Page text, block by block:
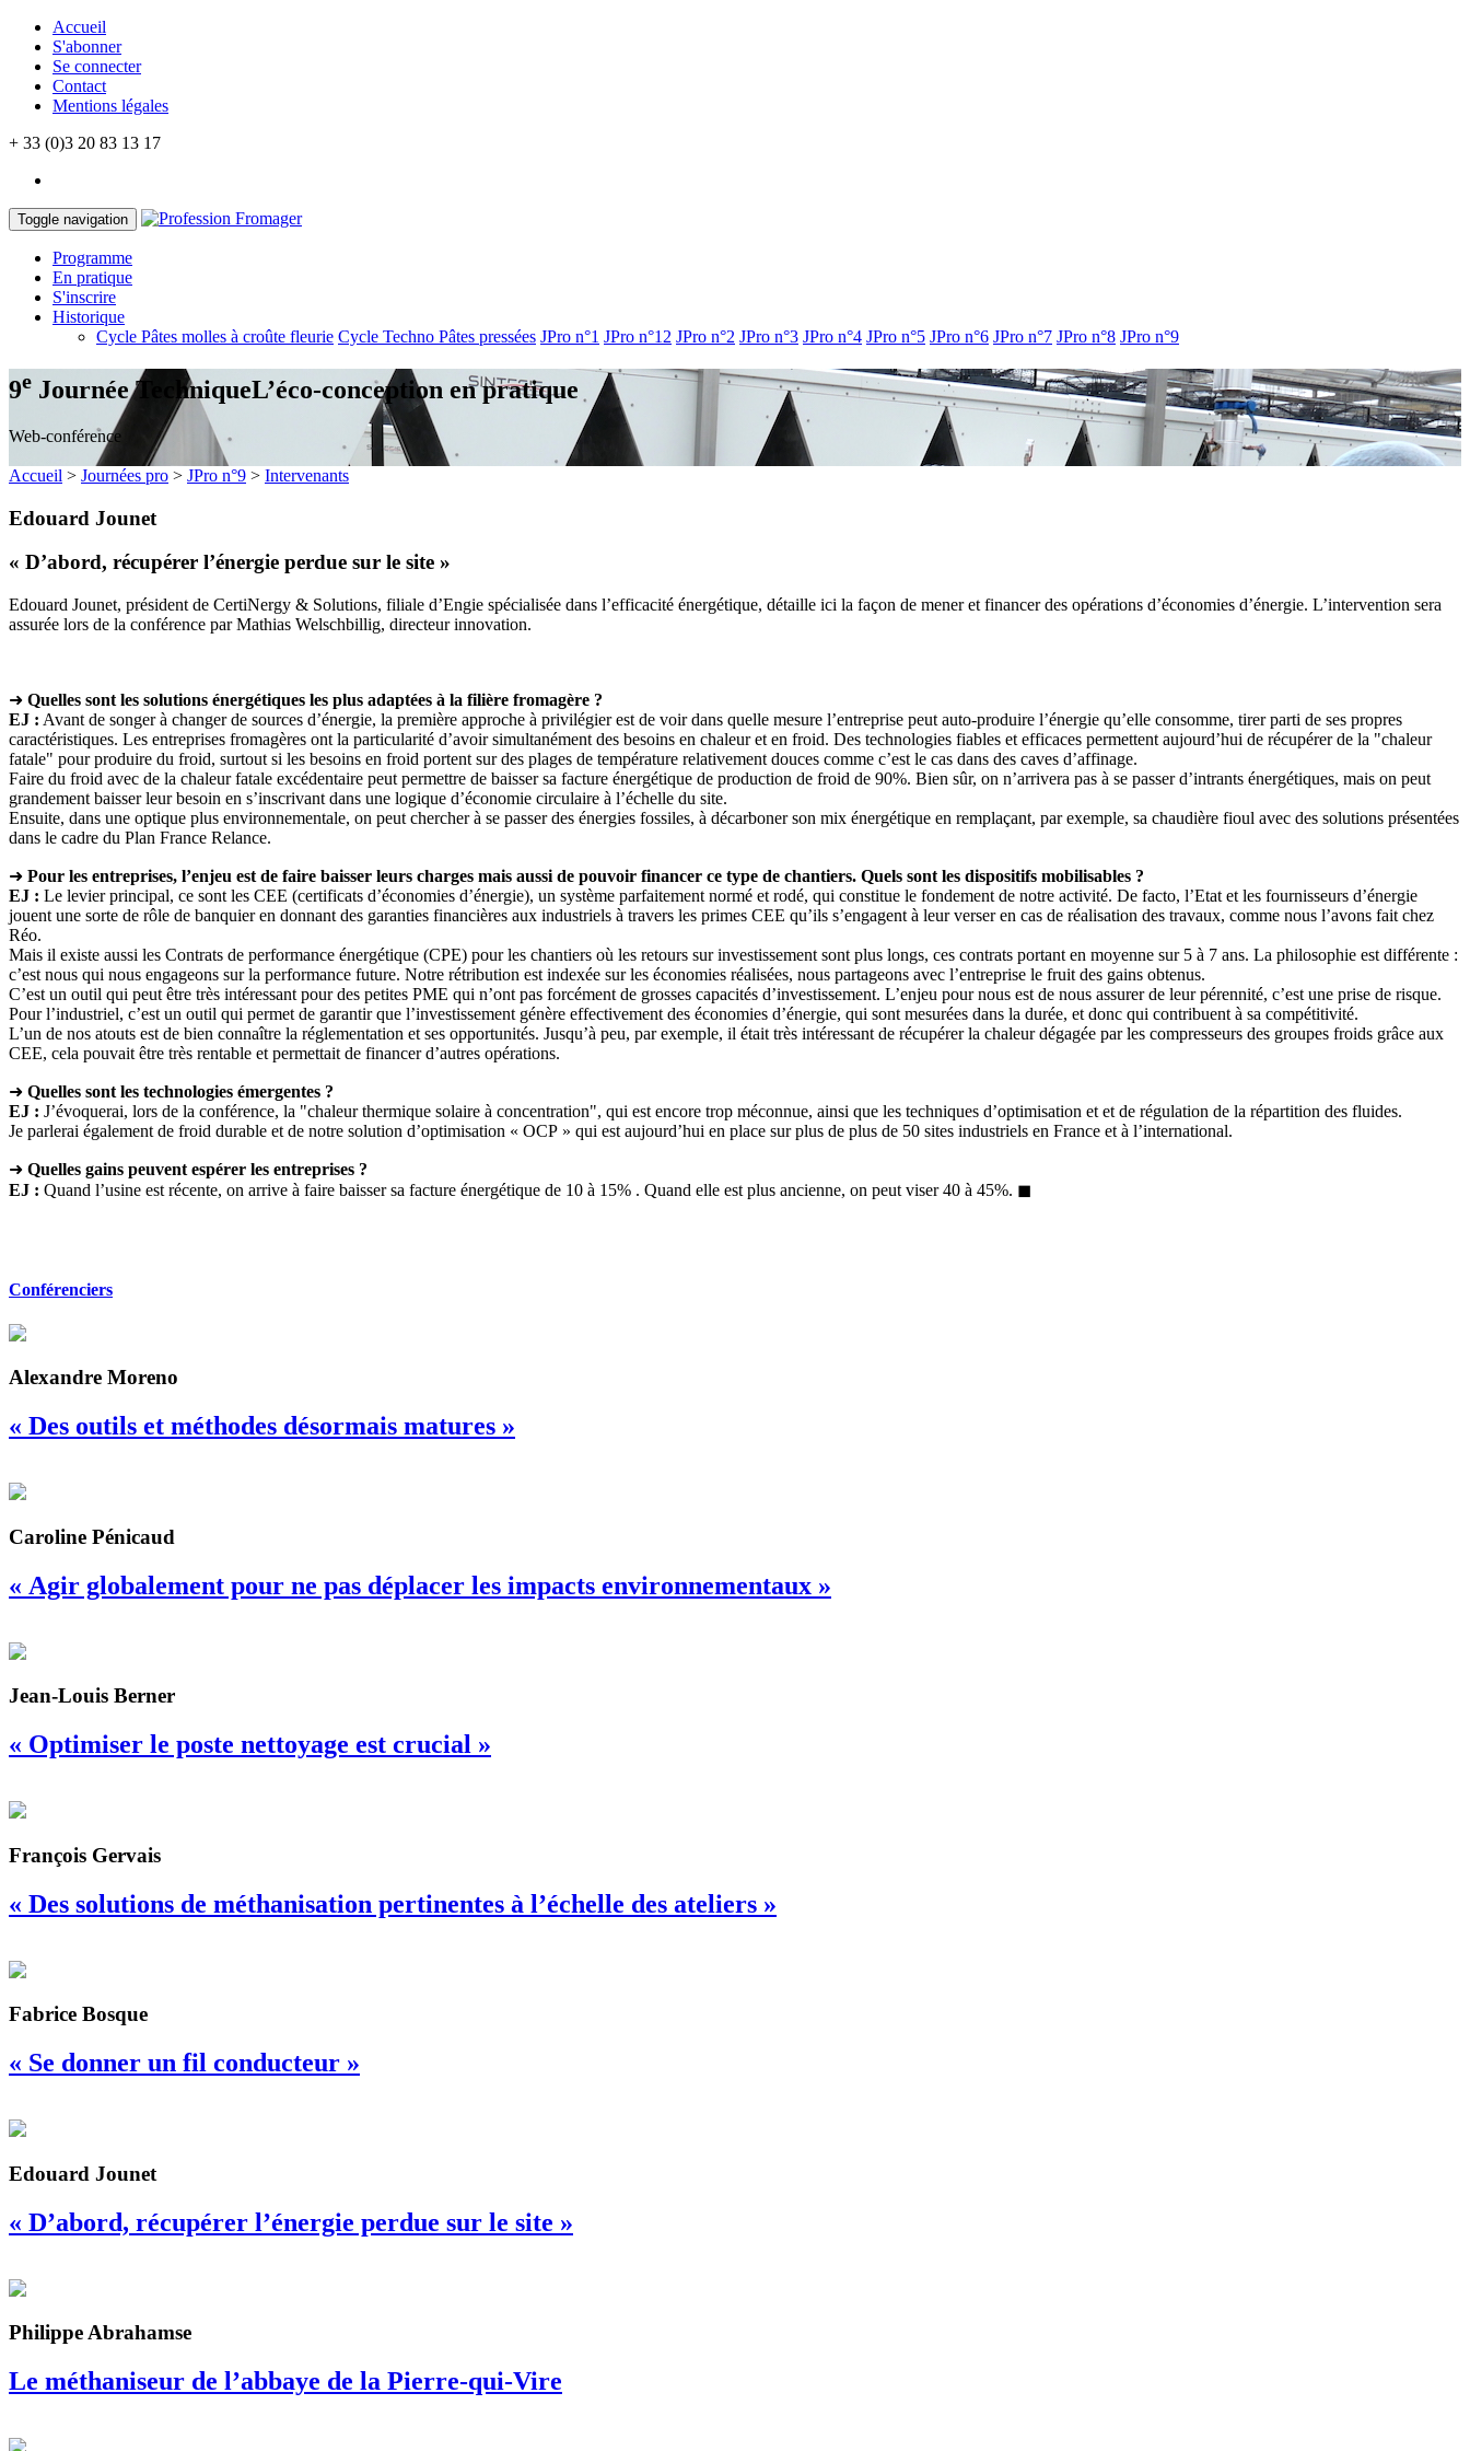
Accueil
S'abonner
Se connecter
Contact
Mentions légales
+ 33 (0)3 20 83 13 17
Toggle navigation
Programme
En pratique
S'inscrire
Historique
Cycle Pâtes molles à croûte fleurie Cycle Techno Pâtes pressées JPro n°1 JPro n°12 JPro n°2 JPro n°3 JPro n°4 JPro n°5 JPro n°6 JPro n°7 JPro n°8 JPro n°9
9e Journée TechniqueL’éco-conception en pratique
Web-conférence
Accueil > Journées pro > JPro n°9 > Intervenants
Edouard Jounet
« D’abord, récupérer l’énergie perdue sur le site »
Edouard Jounet, président de CertiNergy & Solutions, filiale d’Engie spécialisée dans l’efficacité énergétique, détaille ici la façon de mener et financer des opérations d’économies d’énergie. L’intervention sera
assurée lors de la conférence par Mathias Welschbillig, directeur innovation.
➜ Quelles sont les solutions énergétiques les plus adaptées à la filière fromagère ?
EJ : Avant de songer à changer de sources d’énergie, la première approche à privilégier est de voir dans quelle mesure l’entreprise peut auto-produire l’énergie qu’elle consomme, tirer parti de ses propres
caractéristiques. Les entreprises fromagères ont la particularité d’avoir simultanément des besoins en chaleur et en froid. Des technologies fiables et efficaces permettent aujourd’hui de récupérer de la "chaleur
fatale" pour produire du froid, surtout si les besoins en froid portent sur des plages de température relativement douces comme c’est le cas dans des caves d’affinage.
Faire du froid avec de la chaleur fatale excédentaire peut permettre de baisser sa facture énergétique de production de froid de 90%. Bien sûr, on n’arrivera pas à se passer d’intrants énergétiques, mais on peut
grandement baisser leur besoin en s’inscrivant dans une logique d’économie circulaire à l’échelle du site.
Ensuite, dans une optique plus environnementale, on peut chercher à se passer des énergies fossiles, à décarboner son mix énergétique en remplaçant, par exemple, sa chaudière fioul avec des solutions présentées
dans le cadre du Plan France Relance.
➜ Pour les entreprises, l’enjeu est de faire baisser leurs charges mais aussi de pouvoir financer ce type de chantiers. Quels sont les dispositifs mobilisables ?
EJ : Le levier principal, ce sont les CEE (certificats d’économies d’énergie), un système parfaitement normé et rodé, qui constitue le fondement de notre activité. De facto, l’Etat et les fournisseurs d’énergie
jouent une sorte de rôle de banquier en donnant des garanties financières aux industriels à travers les primes CEE qu’ils s’engagent à leur verser en cas de réalisation des travaux, comme nous l’avons fait chez
Réo.
Mais il existe aussi les Contrats de performance énergétique (CPE) pour les chantiers où les retours sur investissement sont plus longs, ces contrats portant en moyenne sur 5 à 7 ans. La philosophie est différente :
c’est nous qui nous engageons sur la performance future. Notre rétribution est indexée sur les économies réalisées, nous partageons avec l’entreprise le fruit des gains obtenus.
C’est un outil qui peut être très intéressant pour des petites PME qui n’ont pas forcément de grosses capacités d’investissement. L’enjeu pour nous est de nous assurer de leur pérennité, c’est une prise de risque.
Pour l’industriel, c’est un outil qui permet de garantir que l’investissement génère effectivement des économies d’énergie, qui sont mesurées dans la durée, et donc qui contribuent à sa compétitivité.
L’un de nos atouts est de bien connaître la réglementation et ses opportunités. Jusqu’à peu, par exemple, il était très intéressant de récupérer la chaleur dégagée par les compresseurs des groupes froids grâce aux
CEE, cela pouvait être très rentable et permettait de financer d’autres opérations.
➜ Quelles sont les technologies émergentes ?
EJ : J’évoquerai, lors de la conférence, la "chaleur thermique solaire à concentration", qui est encore trop méconnue, ainsi que les techniques d’optimisation et et de régulation de la répartition des fluides.
Je parlerai également de froid durable et de notre solution d’optimisation « OCP » qui est aujourd’hui en place sur plus de plus de 50 sites industriels en France et à l’international.
➜ Quelles gains peuvent espérer les entreprises ?
EJ : Quand l’usine est récente, on arrive à faire baisser sa facture énergétique de 10 à 15% . Quand elle est plus ancienne, on peut viser 40 à 45%. ◼
Conférenciers
Alexandre Moreno
« Des outils et méthodes désormais matures »
Caroline Pénicaud
« Agir globalement pour ne pas déplacer les impacts environnementaux »
Jean-Louis Berner
« Optimiser le poste nettoyage est crucial »
François Gervais
« Des solutions de méthanisation pertinentes à l’échelle des ateliers »
Fabrice Bosque
« Se donner un fil conducteur »
Edouard Jounet
« D’abord, récupérer l’énergie perdue sur le site »
Philippe Abrahamse
Le méthaniseur de l’abbaye de la Pierre-qui-Vire